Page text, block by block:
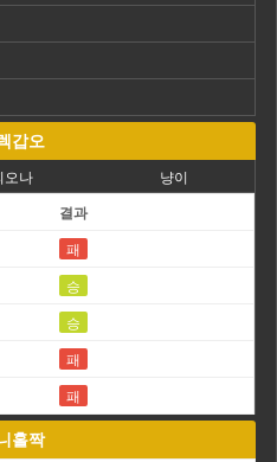
갑오
오나 냥이
결과
패
승
승
패
패
홀짝